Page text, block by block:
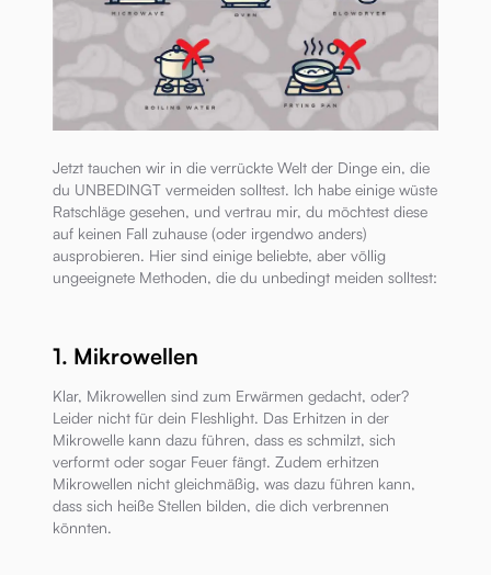
Jetzt tauchen wir in die verrückte Welt der Dinge ein, die
du UNBEDINGT vermeiden solltest. Ich habe einige wüste
Ratschläge gesehen, und vertrau mir, du möchtest diese
auf keinen Fall zuhause (oder irgendwo anders)
ausprobieren. Hier sind einige beliebte, aber völlig
ungeeignete Methoden, die du unbedingt meiden solltest:
1. Mikrowellen
Klar, Mikrowellen sind zum Erwärmen gedacht, oder?
Leider nicht für dein Fleshlight. Das Erhitzen in der
Mikrowelle kann dazu führen, dass es schmilzt, sich
verformt oder sogar Feuer fängt. Zudem erhitzen
Mikrowellen nicht gleichmäßig, was dazu führen kann,
dass sich heiße Stellen bilden, die dich verbrennen
könnten.